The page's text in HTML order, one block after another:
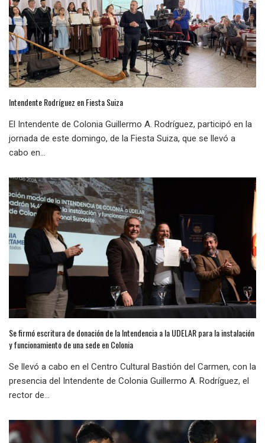
Intendente Rodríguez en Fiesta Suiza
El Intendente de Colonia Guillermo A. Rodríguez, participó en la
jornada de este domingo, de la Fiesta Suiza, que se llevó a
cabo en...
Se firmó escritura de donación de la Intendencia a la UDELAR para la instalación
y funcionamiento de una sede en Colonia
Se llevó a cabo en el Centro Cultural Bastión del Carmen, con la
presencia del Intendente de Colonia Guillermo A. Rodríguez, el
rector de...